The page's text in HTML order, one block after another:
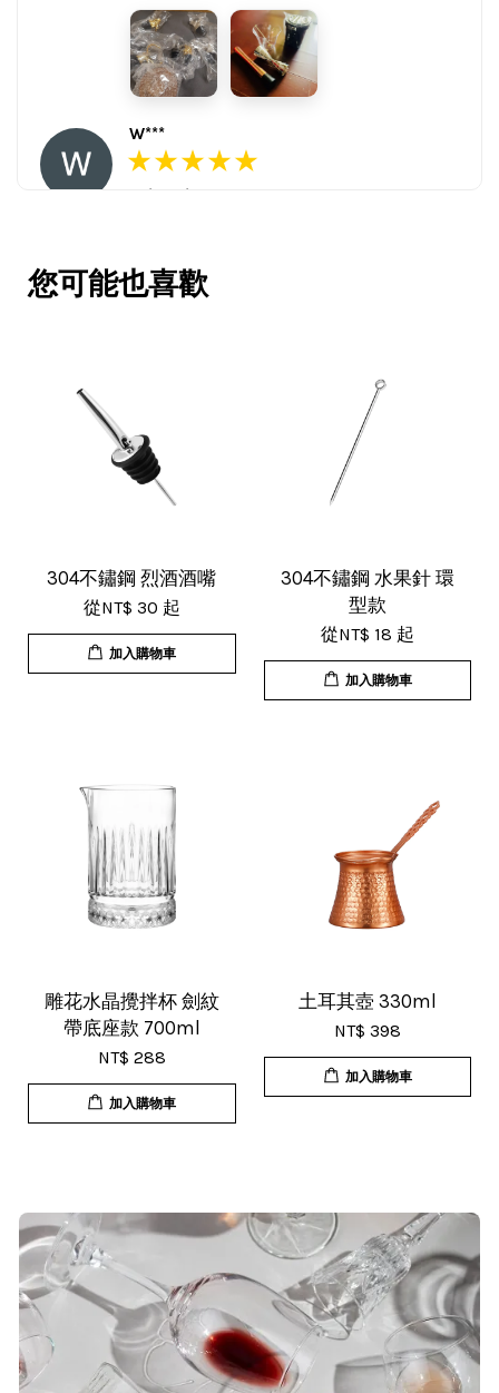
W***
16/Nov/2025 03:45 pm
這購買。希望賣家能多選賣更多商
V***
超用心的包裝，非常好用的產品，謝
謝賣家，價格超優惠，CP值超高，推
薦給大家！
18/Nov/2025 07:35 pm
杯子的品質非常好、寄出很快速很有
效率，現在買調酒用品都會優先選購
T***
貨速度快，商品品質也很ok，價格又
超值，值得推薦大家購買
您可能也喜歡
304不鏽鋼 烈酒酒嘴
從NT$ 30 起
加入購物車
304不鏽鋼 水果針 環
型款
從NT$ 18 起
加入購物車
雕花水晶攪拌杯 劍紋
帶底座款 700ml
NT$ 288
加入購物車
土耳其壺 330ml
NT$ 398
加入購物車